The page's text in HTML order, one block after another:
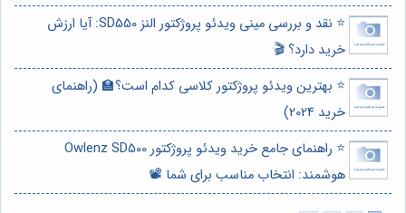
⭐️ نقد و بررسی مینی ویدئو پروژکتور النز SD550: آیا ارزش
خرید دارد؟ 🎬
⭐️ بهترین ویدئو پروژکتور کلاسی کدام است؟🏫 (راهنمای
خرید 2024)
⭐️ راهنمای جامع خرید ویدئو پروژکتور Owlenz SD500
هوشمند: انتخاب مناسب برای شما 📽️